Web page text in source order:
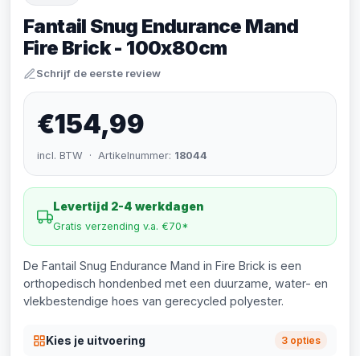
Fantail Snug Endurance Mand
Fire Brick - 100x80cm
Schrijf de eerste review
€154,99
incl. BTW · Artikelnummer: 18044
Levertijd 2-4 werkdagen
Gratis verzending v.a. €70*
De Fantail Snug Endurance Mand in Fire Brick is een
orthopedisch hondenbed met een duurzame, water- en
vlekbestendige hoes van gerecycled polyester.
Kies je uitvoering 3 opties